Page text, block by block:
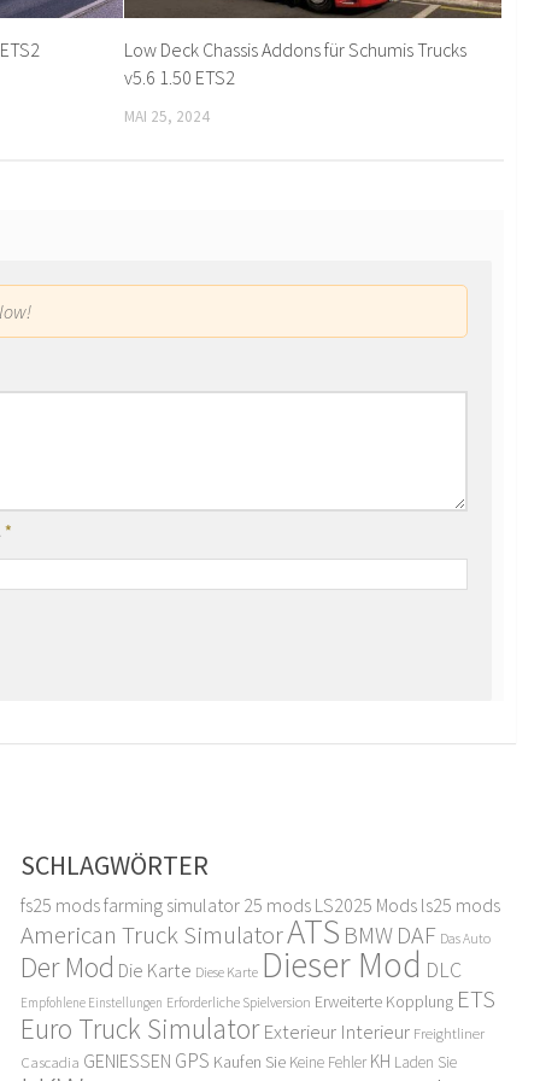
Low Deck Chassis Addons für Schumis Trucks
v5.6 1.50 ETS2
MAI 25, 2024
*
SCHLAGWÖRTER
fs25 modsfarming simulator 25 mods LS2025 Mods ls25 mods
American Truck SimulatorATS BMW DAF Das Auto
Der Mod Die Karte Diese Karte Dieser Mod DLC
Empfohlene Einstellungen Erforderliche Spielversion Erweiterte Kopplung ETS
Euro Truck Simulator Exterieur Interieur Freightliner
Cascadia GENIESSEN GPS Kaufen Sie Keine Fehler KH Laden Sie